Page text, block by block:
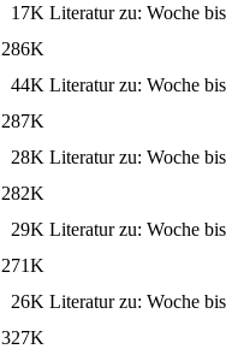
17K Literatur zu: Woche
286K
44K Literatur zu: Woche
287K
28K Literatur zu: Woche
282K
29K Literatur zu: Woche
271K
26K Literatur zu: Woche
327K